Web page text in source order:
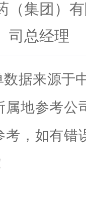
（集团）
司总经理
数据来源于
属地参考公
考，如有错